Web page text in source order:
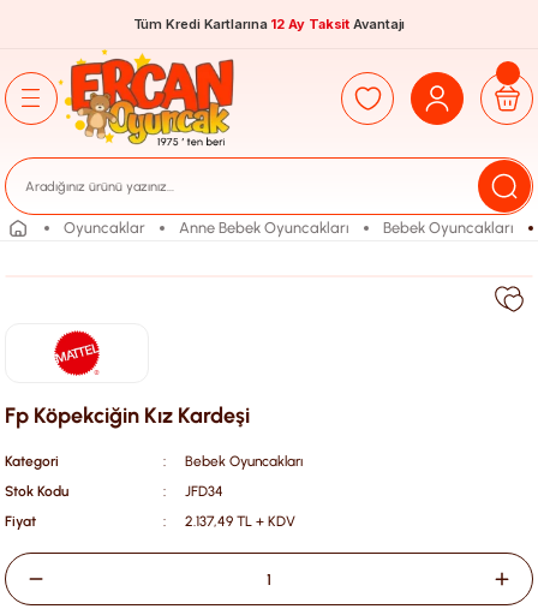
Tüm Kredi Kartlarına 12 Ay Taksit Avantajı
Oyuncaklar Anne Bebek Oyuncakları Bebek Oyuncakları
Fp Köpekciğin Kız Kardeşi
Kategori
Bebek Oyuncakları
Stok Kodu
JFD34
Fiyat
2.137,49 TL + KDV